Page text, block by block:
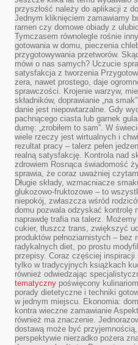
przyszłość należy do aplikacji z
Jednym kliknięciem zamawiamy
ramen czy domowe obiady z
Tymczasem równolegle rośnie
gotowania w domu, pieczenia
przygotowywania przetworów.
mówi o nas samych? Uczucie
satysfakcja z tworzenia
zera, nawet prostego, daje
sprawczości. Krojenie warzyw,
składników, doprawianie „na
danie jest niepowtarzalne. Gdy
pachnącego ciasta lub garnek
dumę: „zrobiłem to sam”. W
wiele rzeczy jest wirtualnych i
rezultat pracy – talerz pełen
realną satysfakcję. Kontrola nad
zdrowiem Rosnąca świadomość
sprawia, że coraz uważniej
Długie składy, wzmacniacze
glukozowo-fruktozowe – to
niepokój, zwłaszcza wśród
domu pozwala odzyskać kontrolę
naprawdę trafia na talerz.
cukier, tłuszcz trans, zwiększyć
produktów pełnoziarnistych – bez
radykalnych diet, po prostu
przepisy. Coraz częściej inspiracji
tylko w tradycyjnych książkach
również odwiedzając
tematyczny poświęcony
porady dietetyczne i techniki
w jednym miejscu. Ekonomia:
kontra wieczne zamawianie
również ma znaczenie.
dostawą może być przyjemnością,
perspektywie nierzadko pożera